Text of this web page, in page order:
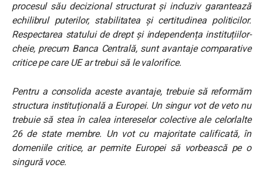
procesul său decizional structurat și incluziv garantează
echilibrul puterilor, stabilitatea și certitudinea politicilor.
Respectarea statului de drept și independența instituțiilor-
cheie, precum Banca Centrală, sunt avantaje comparative
critice pe care UE ar trebui să le valorifice.
Pentru a consolida aceste avantaje, trebuie să reformăm
structura instituțională a Europei. Un singur vot de veto nu
trebuie să stea în calea intereselor colective ale celorlalte
26 de state membre. Un vot cu majoritate calificată, în
domeniile critice, ar permite Europei să vorbească pe o
singură voce.